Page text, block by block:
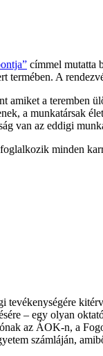
címmel mutatta
A
a teremben
a munkatársak
van az eddigi
minden
tevékenységére
– egy olyan
az ÁOK-n, a
számláján,